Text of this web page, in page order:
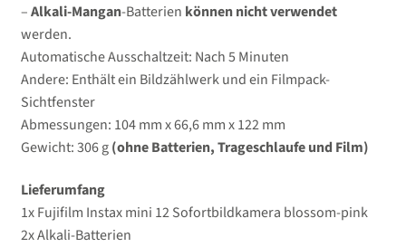
–Alkali-Mangan-Batterien können nicht verwendet
werden.
Automatische Ausschaltzeit: Nach 5 Minuten
Andere: Enthält ein Bildzählwerk und ein Filmpack-
Sichtfenster
Abmessungen: 104 mm x 66,6 mm x 122 mm
Gewicht: 306 g(ohne Batterien, Trageschlaufe und Film)
Lieferumfang
1x Fujifilm Instax mini 12 Sofortbildkamera blossom-pink
2x Alkali-Batterien